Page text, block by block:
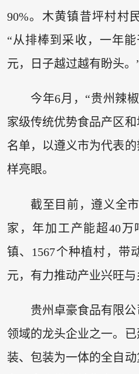
90%。木黄镇昔坪村村
“从排棒到采收，一年
元，日子越过越有盼头。
今年6月，“贵州辣
家级传统优势食品产区
名单，以遵义市为代表
样亮眼。
截至目前，遵义全
家，年加工产能超40万
镇、1567个种植村，带
元，有力推动产业兴旺与
贵州卓豪食品有限
领域的龙头企业之一。
装、包装为一体的全自